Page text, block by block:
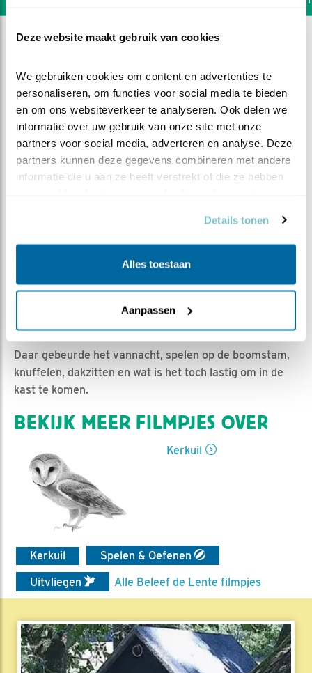
Deze website maakt gebruik van cookies
We gebruiken cookies om content en advertenties te
personaliseren, om functies voor social media te bieden
en om ons websiteverkeer te analyseren. Ook delen we
informatie over uw gebruik van onze site met onze
partners voor social media, adverteren en analyse. Deze
partners kunnen deze gegevens combineren met andere
informatie die u aan ze heeft verstrekt of die ze hebben
Details tonen
Alles toestaan
Aanpassen
Rond de kast
Ed Hoogkamer | Geplaatst op 26 juli 2020, 9:59 |
Vind ik leuk| Bewaar dit filmpje|
937x
Daar gebeurde het vannacht, spelen op de boomstam,
knuffelen, dakzitten en wat is het toch lastig om in de
kast te komen.
BEKIJK MEER FILMPJES OVER
Kerkuil
Kerkuil
Spelen & Oefenen
Uitvliegen
Alle Beleef de Lente filmpjes